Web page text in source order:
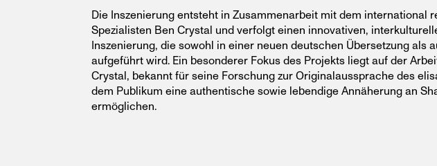
Die Inszenierung entsteht in Zusammenarbeit mit dem international
Spezialisten Ben Crystal und verfolgt einen innovativen,
Inszenierung, die sowohl in einer neuen deutschen Übersetzung als
aufgeführt wird. Ein besonderer Fokus des Projekts liegt auf der
Crystal, bekannt für seine Forschung zur Originalaussprache des
dem Publikum eine authentische sowie lebendige Annäherung an
ermöglichen.